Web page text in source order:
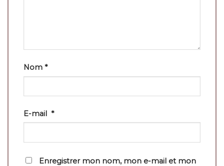
Nom *
E-mail *
Enregistrer mon nom, mon e-mail et mon